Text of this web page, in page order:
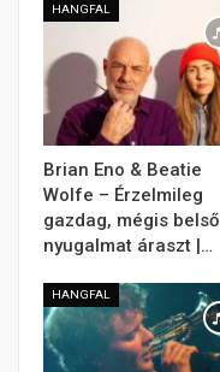
HANGFAL
Brian Eno & Beatie
Wolfe – Érzelmileg
gazdag, mégis belső
nyugalmat áraszt |…
HANGFAL